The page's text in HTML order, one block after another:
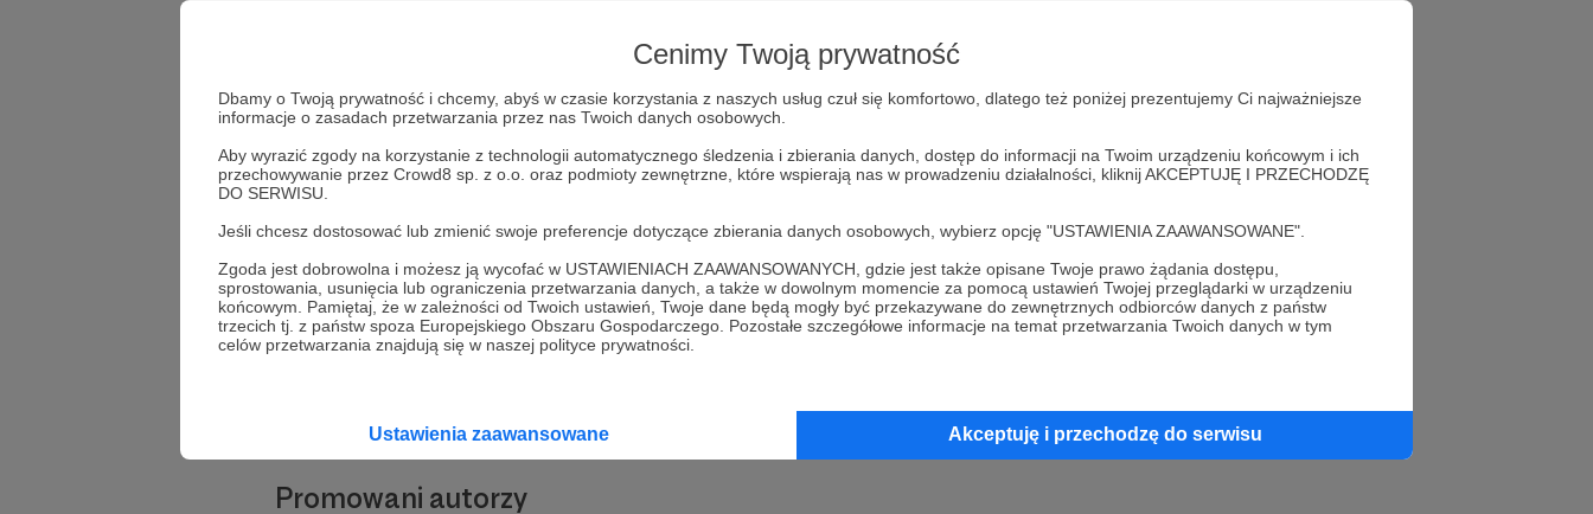
Cenimy Twoją prywatność
Dbamy o Twoją prywatność i chcemy, abyś w czasie korzystania z naszych usług czuł się komfortowo, dlatego też poniżej prezentujemy Ci najważniejsze
informacje o zasadach przetwarzania przez nas Twoich danych osobowych.
Aby wyrazić zgody na korzystanie z technologii automatycznego śledzenia i zbierania danych, dostęp do informacji na Twoim urządzeniu końcowym i ich
przechowywanie przez Crowd8 sp. z o.o. oraz podmioty zewnętrzne, które wspierają nas w prowadzeniu działalności, kliknij AKCEPTUJĘ I PRZECHODZĘ
DO SERWISU.
Jeśli chcesz dostosować lub zmienić swoje preferencje dotyczące zbierania danych osobowych, wybierz opcję "USTAWIENIA ZAAWANSOWANE".
Zgoda jest dobrowolna i możesz ją wycofać w USTAWIENIACH ZAAWANSOWANYCH, gdzie jest także opisane Twoje prawo żądania dostępu,
sprostowania, usunięcia lub ograniczenia przetwarzania danych, a także w dowolnym momencie za pomocą ustawień Twojej przeglądarki w urządzeniu
końcowym. Pamiętaj, że w zależności od Twoich ustawień, Twoje dane będą mogły być przekazywane do zewnętrznych odbiorców danych z państw
trzecich tj. z państw spoza Europejskiego Obszaru Gospodarczego. Pozostałe szczegółowe informacje na temat przetwarzania Twoich danych w tym
celów przetwarzania znajdują się w naszej polityce prywatności.
Ustawienia zaawansowane Akceptuję i przechodzę do serwisu
Wesprzyj działalność AutoraOtulina o sztucejuż teraz!
Zostań Patronem
Promowani autorzy